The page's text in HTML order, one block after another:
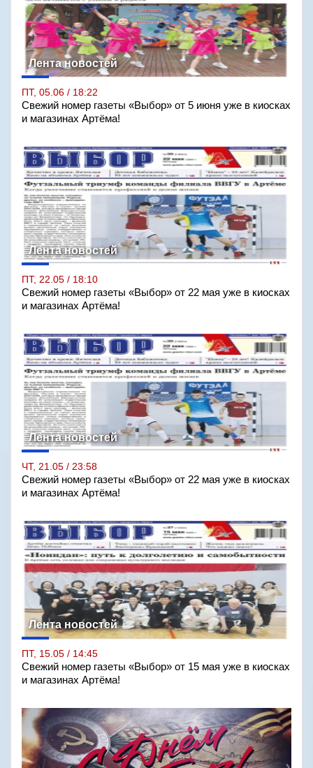
Лента новостей
ПТ, 05.06 / 18:22
Свежий номер газеты «Выбор» от 5 июня уже в киосках
и магазинах Артёма!
Лента новостей
ПТ, 22.05 / 18:10
Свежий номер газеты «Выбор» от 22 мая уже в киосках
и магазинах Артёма!
Лента новостей
ЧТ, 21.05 / 23:58
Свежий номер газеты «Выбор» от 22 мая уже в киосках
и магазинах Артёма!
Лента новостей
ПТ, 15.05 / 14:45
Свежий номер газеты «Выбор» от 15 мая уже в киосках
и магазинах Артёма!